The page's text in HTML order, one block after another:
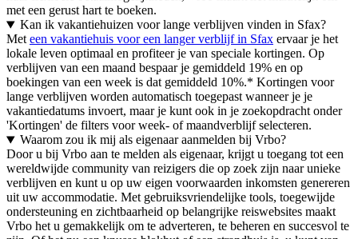
met een gerust hart te boeken.
Kan ik vakantiehuizen voor lange verblijven vinden in Sfax?
Meteen vakantiehuis voor een langer verblijf in Sfax ervaar je het
lokale leven optimaal en profiteer je van speciale kortingen. Op
verblijven van een maand bespaar je gemiddeld 19% en op
boekingen van een week is dat gemiddeld 10%.* Kortingen voor
lange verblijven worden automatisch toegepast wanneer je je
vakantiedatums invoert, maar je kunt ook in je zoekopdracht onder
'Kortingen' de filters voor week- of maandverblijf selecteren.
Waarom zou ik mij als eigenaar aanmelden bij Vrbo?
Door u bij Vrbo aan te melden als eigenaar, krijgt u toegang tot een
wereldwijde community van reizigers die op zoek zijn naar unieke
verblijven en kunt u op uw eigen voorwaarden inkomsten genereren
uit uw accommodatie. Met gebruiksvriendelijke tools, toegewijde
ondersteuning en zichtbaarheid op belangrijke reiswebsites maakt
Vrbo het u gemakkelijk om te adverteren, te beheren en succesvol te